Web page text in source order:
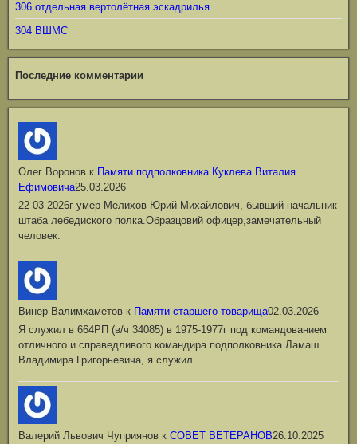
306 отдельная вертолётная эскадрилья
304 ВШМС
Последние комментарии
Олег Воронов к Памяти подполковника Куклева Виталия
Ефимовича25.03.2026
22 03 2026г умер Мелихов Юрий Михайлович, бывший начальник
штаба лебедиского полка.Образцовий офицер,замечательный
человек.
Винер Валимхаметов к Памяти старшего товарища02.03.2026
Я служил в 664РП (в/ч 34085) в 1975-1977г под командованием
отличного и справедливого командира подполковника Ламаш
Владимира Григорьевича, я служил…
Валерий Львович Чуприянов к СОВЕТ ВЕТЕРАНОВ26.10.2025